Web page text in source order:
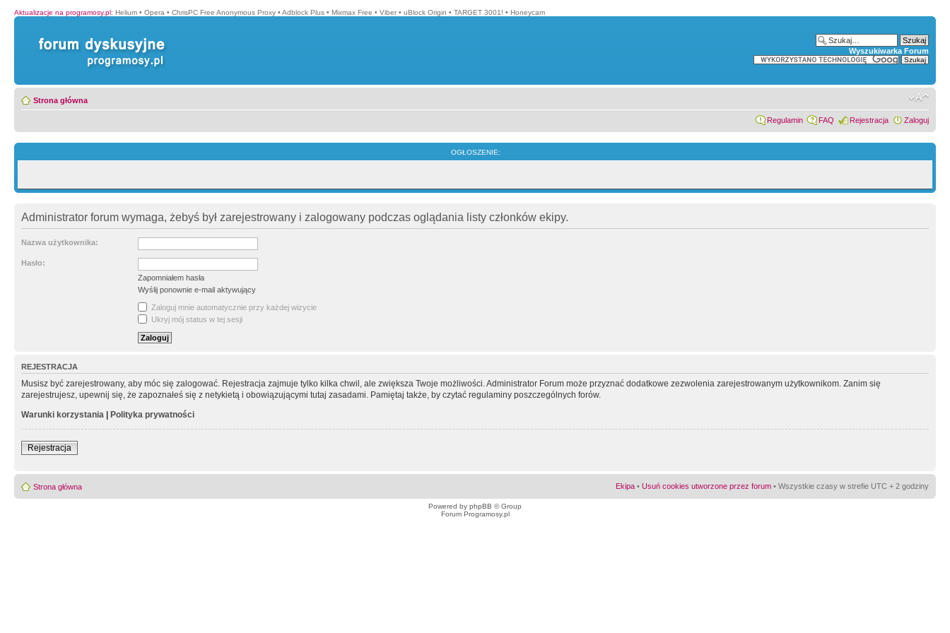
Aktualizacje na programosy.pl: Helium • Opera • ChrisPC Free Anonymous Proxy • Adblock Plus • Mixmax Free • Viber • uBlock Origin • TARGET 3001! • Honeycam
Wyszukiwarka Forum
Strona główna
Regulamin FAQ Rejestracja Zaloguj
OGŁOSZENIE:
Administrator forum wymaga, żebyś był zarejestrowany i zalogowany podczas oglądania listy członków ekipy.
Nazwa użytkownika:
Hasło:
Zapomniałem hasła
Wyślij ponownie e-mail aktywujący
Zaloguj mnie automatycznie przy każdej wizycie
Ukryj mój status w tej sesji
REJESTRACJA
Musisz być zarejestrowany, aby móc się zalogować. Rejestracja zajmuje tylko kilka chwil, ale zwiększa Twoje możliwości. Administrator Forum może przyznać dodatkowe zezwolenia zarejestrowanym użytkownikom. Zanim się
zarejestrujesz, upewnij się, że zapoznałeś się z netykietą i obowiązującymi tutaj zasadami. Pamiętaj także, by czytać regulaminy poszczególnych forów.
Warunki korzystania | Polityka prywatności
Rejestracja
Strona główna Ekipa • Usuń cookies utworzone przez forum • Wszystkie czasy w strefie UTC + 2 godziny
Powered by phpBB © Group
Forum Programosy.pl